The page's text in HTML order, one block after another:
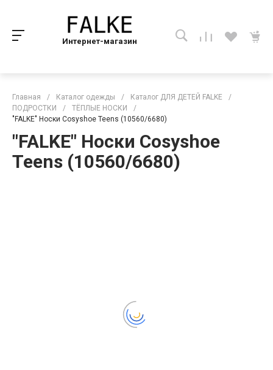
Интернет-магазин
Главная / Каталог одежды / Каталог ДЛЯ ДЕТЕЙ FALKE
/
ПОДРОСТКИ
/ ТЁПЛЫЕ НОСКИ
/
"FALKE" Носки Cosyshoe Teens (10560/6680)
"FALKE" Носки Cosyshoe
Teens (10560/6680)